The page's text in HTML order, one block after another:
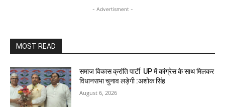
- Advertisment -
MOST READ
समाज विकास क्रांति पार्टी UP में कांग्रेस के साथ मिलकर
विधानसभा चुनाव लड़ेगी :अशोक सिंह
August 6, 2026